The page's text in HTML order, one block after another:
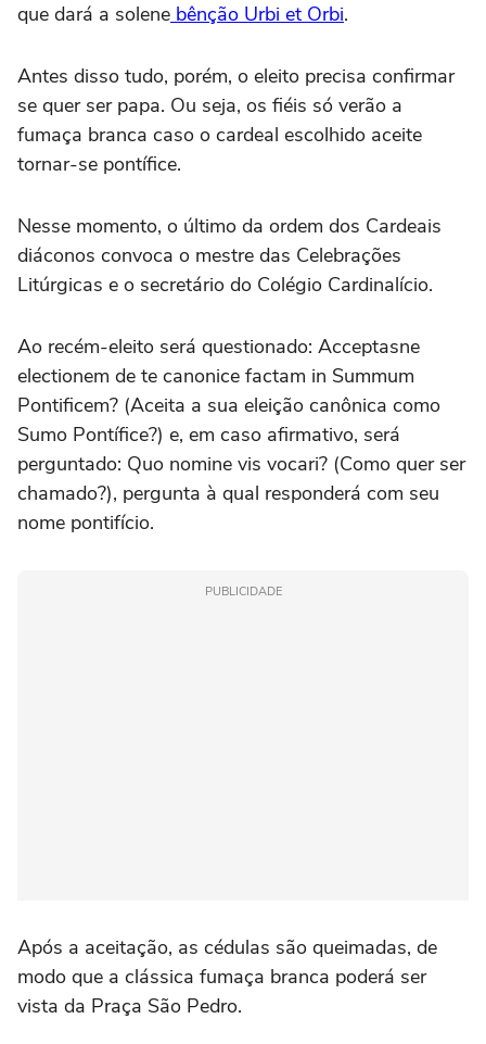
que dará a solene bênção Urbi et Orbi.
Antes disso tudo, porém, o eleito precisa confirmar
se quer ser papa. Ou seja, os fiéis só verão a
fumaça branca caso o cardeal escolhido aceite
tornar-se pontífice.
Nesse momento, o último da ordem dos Cardeais
diáconos convoca o mestre das Celebrações
Litúrgicas e o secretário do Colégio Cardinalício.
Ao recém-eleito será questionado: Acceptasne
electionem de te canonice factam in Summum
Pontificem? (Aceita a sua eleição canônica como
Sumo Pontífice?) e, em caso afirmativo, será
perguntado: Quo nomine vis vocari? (Como quer ser
chamado?), pergunta à qual responderá com seu
nome pontifício.
PUBLICIDADE
Após a aceitação, as cédulas são queimadas, de
modo que a clássica fumaça branca poderá ser
vista da Praça São Pedro.